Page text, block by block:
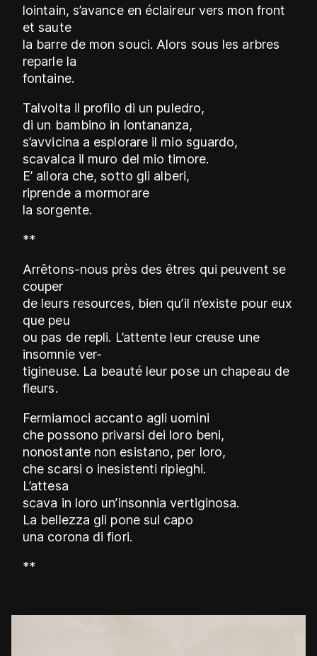
lointain, s’avance en éclaireur vers mon front
et saute
la barre de mon souci. Alors sous les arbres
reparle la
fontaine.
Talvolta il profilo di un puledro,
di un bambino in lontananza,
s’avvicina a esplorare il mio sguardo,
scavalca il muro del mio timore.
E’ allora che, sotto gli alberi,
riprende a mormorare
la sorgente.
**
Arrêtons-nous près des êtres qui peuvent se
couper
de leurs resources, bien qu’il n’existe pour eux
que peu
ou pas de repli. L’attente leur creuse une
insomnie ver-
tigineuse. La beauté leur pose un chapeau de
fleurs.
Fermiamoci accanto agli uomini
che possono privarsi dei loro beni,
nonostante non esistano, per loro,
che scarsi o inesistenti ripieghi.
L’attesa
scava in loro un’insonnia vertiginosa.
La bellezza gli pone sul capo
una corona di fiori.
**